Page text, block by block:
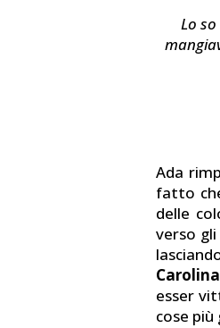
Lo
Ada
fatto
delle
verso
esser
cose più